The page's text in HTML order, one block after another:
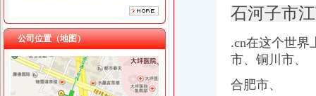
上海兆妩贸易有限公司重庆天地分公司 渝中 （工商注册）
公司位置（地图）
渝中区报税公司
石河子市
.cn在这个世
市、铜川市、
合肥市、